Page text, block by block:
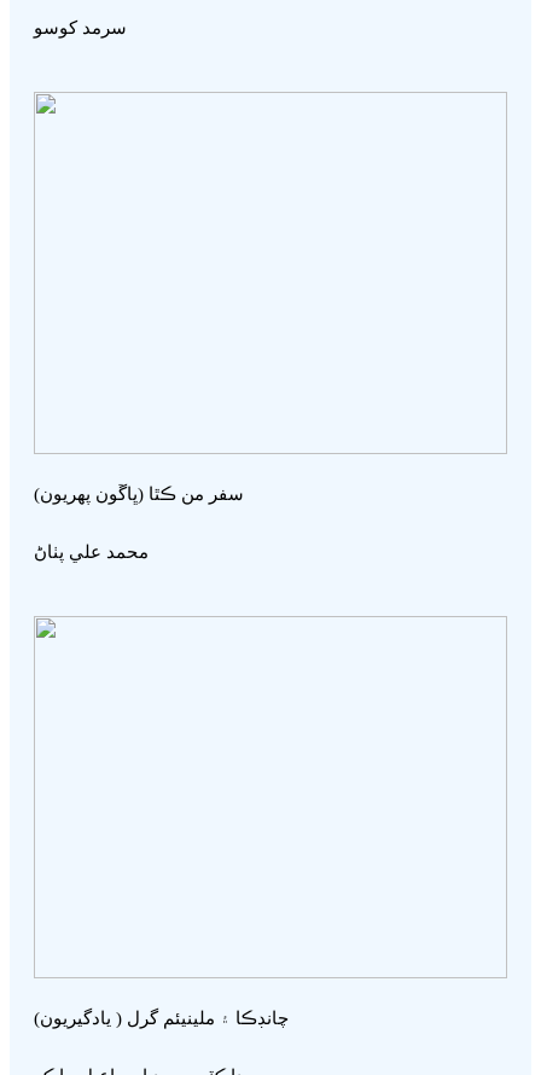
سرمد کوسو
سفر من ڪٿا (ڀاڱون پھريون)
محمد علي پٺاڻ
چانڊڪا ۽ ملينيئم گرل ( يادگيريون)